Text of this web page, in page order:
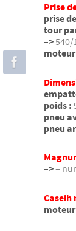
Prise
prise
tour
–>540/
poids :
pneu
pneu
–>–
Caseih